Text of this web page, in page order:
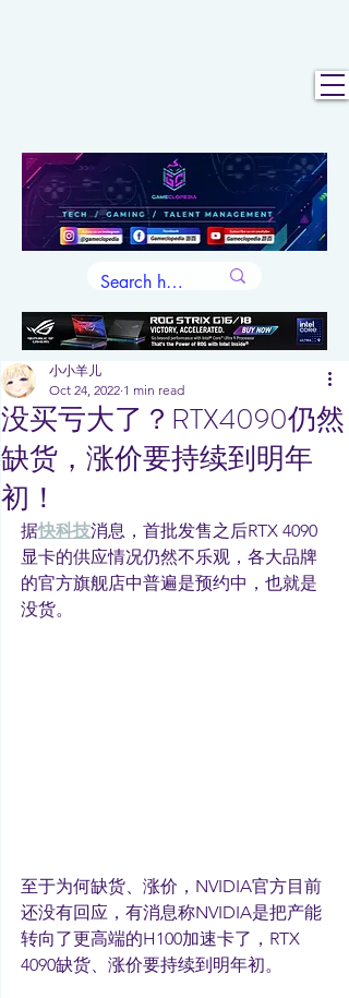
没买亏大了？RTX4090仍然
缺货，涨价要持续到明年
初！
小小羊儿
Oct 24, 2022 1 min read
据快科技消息，首批发售之后RTX 4090
显卡的供应情况仍然不乐观，各大品牌
的官方旗舰店中普遍是预约中，也就是
没货。
至于为何缺货、涨价，NVIDIA官方目前
还没有回应，有消息称NVIDIA是把产能
转向了更高端的H100加速卡了，RTX
4090缺货、涨价要持续到明年初。